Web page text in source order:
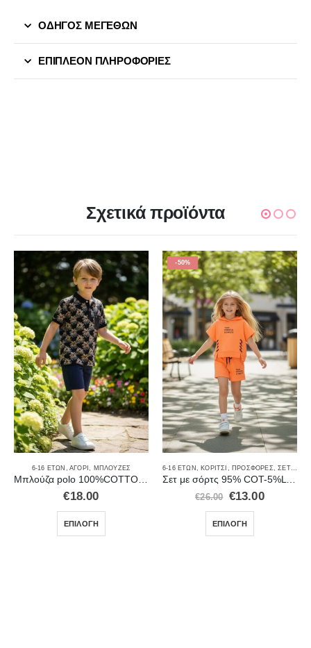
ΟΔΗΓΟΣ ΜΕΓΕΘΩΝ
ΕΠΙΠΛΈΟΝ ΠΛΗΡΟΦΟΡΊΕΣ
Σχετικά προϊόντα
6-16 ΕΤΏΝ ,ΑΓΌΡΙ, ΜΠΛΟΎΖΕΣ
Μπλούζα polo 100%COTTON 9024
€18.00
ΕΠΙΛΟΓΉ
-50%
6-16 ΕΤΏΝ , ΚΟΡΊΤΣΙ , ΠΡΟΣΦΟΡΈΣ,ΣΕΤ ΜΕ ΣΟΡΤΣΑΚΙ
Σετ με σόρτς 95% COT-5%LYC 8458
€26.00 €13.00
ΕΠΙΛΟΓΉ